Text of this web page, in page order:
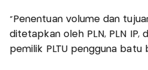
“Penentuan volume dan
ditetapkan oleh PLN, PLN IP,
pemilik PLTU pengguna batu